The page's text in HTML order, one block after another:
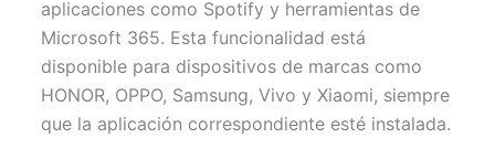
aplicaciones como Spotify y herramientas de
Microsoft 365. Esta funcionalidad está
disponible para dispositivos de marcas como
HONOR, OPPO, Samsung, Vivo y Xiaomi, siempre
que la aplicación correspondiente esté instalada.